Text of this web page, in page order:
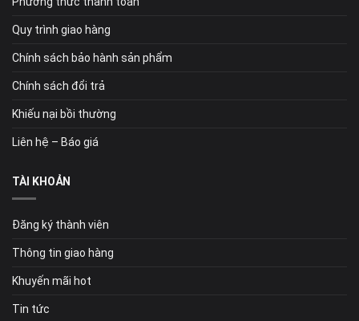
Quy trình giao hàng
Chính sách bảo hành sản phẩm
Chính sách đổi trả
Khiếu nại bồi thường
Liên hệ – Báo giá
TÀI KHOẢN
Đăng ký thành viên
Thông tin giao hàng
Khuyến mãi hot
Tin tức